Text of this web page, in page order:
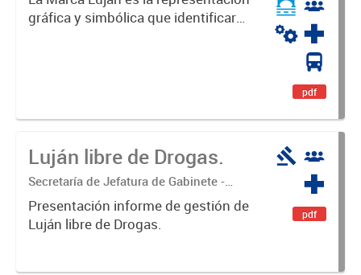
gráfica y simbólica que identificará
pdf
Luján libre de Drogas.
Secretaría de Jefatura de Gabinete -
Coordinación Luján Libre de Drogas
Presentación informe de gestión de
Luján libre de Drogas.
pdf